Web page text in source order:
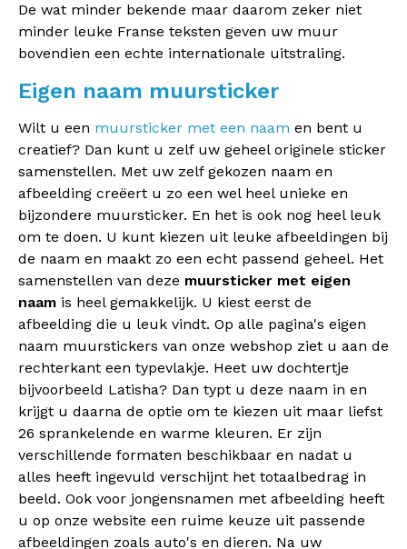
De wat minder bekende maar daarom zeker niet
minder leuke Franse teksten geven uw muur
bovendien een echte internationale uitstraling.
Eigen naam muursticker
Wilt u een muursticker met een naam en bent u
creatief? Dan kunt u zelf uw geheel originele sticker
samenstellen. Met uw zelf gekozen naam en
afbeelding creëert u zo een wel heel unieke en
bijzondere muursticker. En het is ook nog heel leuk
om te doen. U kunt kiezen uit leuke afbeeldingen bij
de naam en maakt zo een echt passend geheel. Het
samenstellen van deze muursticker met eigen
naam is heel gemakkelijk. U kiest eerst de
afbeelding die u leuk vindt. Op alle pagina's eigen
naam muurstickers van onze webshop ziet u aan de
rechterkant een typevlakje. Heet uw dochtertje
bijvoorbeeld Latisha? Dan typt u deze naam in en
krijgt u daarna de optie om te kiezen uit maar liefst
26 sprankelende en warme kleuren. Er zijn
verschillende formaten beschikbaar en nadat u
alles heeft ingevuld verschijnt het totaalbedrag in
beeld. Ook voor jongensnamen met afbeelding heeft
u op onze website een ruime keuze uit passende
afbeeldingen zoals auto's en dieren. Na uw